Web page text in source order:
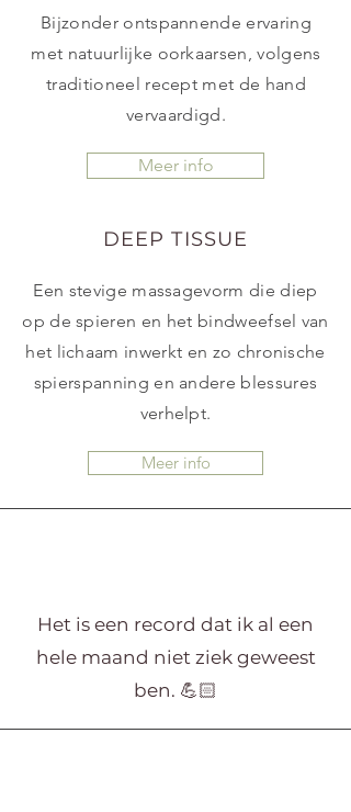
Bijzonder ontspannende ervaring
met natuurlijke oorkaarsen, volgens
traditioneel recept met de hand
vervaardigd.
Meer info
DEEP TISSUE
Een stevige massagevorm die diep
op de spieren en het bindweefsel van
het lichaam inwerkt en zo chronische
spierspanning en andere blessures
verhelpt.
Meer info
Het is een record dat ik al een
hele maand niet ziek geweest
ben. 💪🏻